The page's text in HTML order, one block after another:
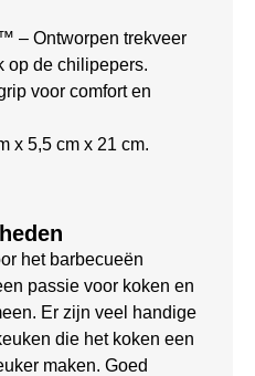
– Ontworpen trekveer
op de chilipepers.
voor comfort en
x 5,5 cm x 21 cm.
het barbecueën
passie voor koken en
Er zijn veel handige
die het koken een
maken. Goed